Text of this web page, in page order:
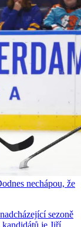
nechápou, že
sezoně
je Jiří